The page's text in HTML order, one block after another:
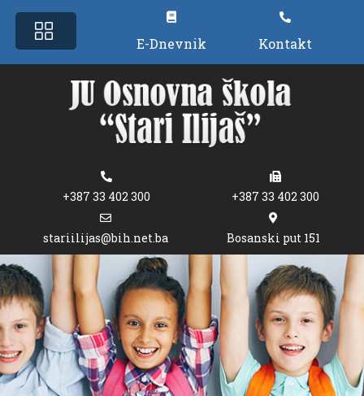
E-Dnevnik Kontakt
+387 33 402 300 +387 33 402 300
stariilijas@bih.net.ba Bosanski put 151